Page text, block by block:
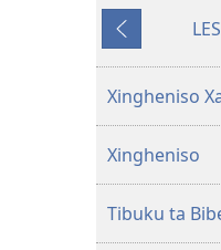
LESWI
HUNDZEKE
Xingheniso
Xingheniso
Tibuku ta